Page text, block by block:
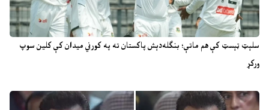
سلېټ ټېسټ کې هم ماتې؛ بنګله‌دېش پاکستان ته په کورني میدان کې کلین سوپ
ورکړ